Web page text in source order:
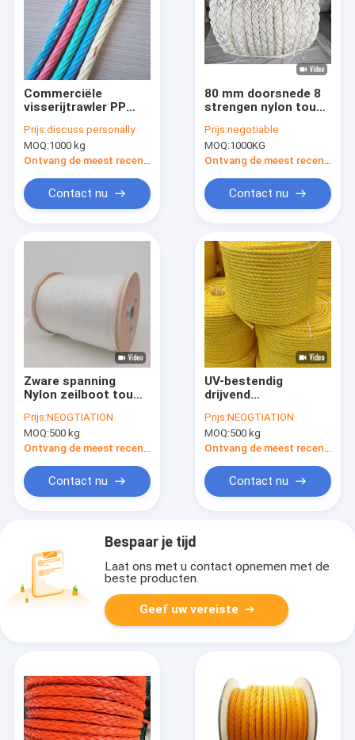
Commerciële
visserijtrawler PP
strengen 16 mm met
gegalvaniseerde
stalen kern voor
Prijs:discuss personally
MOQ:1000 kg
Contact nu
80 mm doorsnede 8
strengen nylon touw
absorptie en
waterdicht voor
maritieme mooring
Prijs:negotiable
MOQ:1000KG
Contact nu
Zware spanning
Nylon zeilboot touw
Geflechte 10mm
14mm 16mm
Polyamide China
Prijs:NEOGTIATION
MOQ:500 kg
Ontvang de meest recente Prijs
Contact nu
UV-bestendig
drijvend
met een lengte van
220 m - 3-strengs PP
gespleten filmtouw
en de bouw
Prijs:NEOGTIATION
MOQ:500 kg
Ontvang de meest recente Prijs
Contact nu
Bespaar je tijd
Laat ons met u contact opnemen met de
beste producten.
Geef uw vereiste